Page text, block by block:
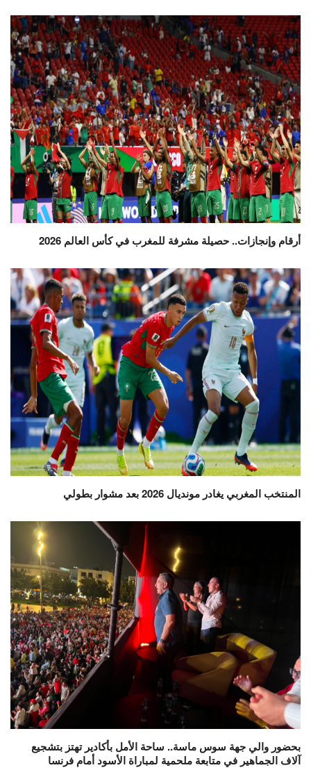
أرقام وإنجازات.. حصيلة مشرفة للمغرب في كأس العالم 2026
المنتخب المغربي يغادر مونديال 2026 بعد مشوار بطولي
بحضور والي جهة سوس ماسة.. ساحة الأمل بأكادير تهتز بتشجيع
آلاف الجماهير في متابعة ملحمية لمباراة الأسود أمام فرنسا